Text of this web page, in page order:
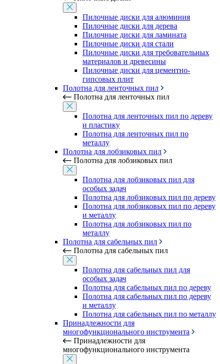
Пилочные диски для алюминия
Пилочные диски для дерева
Пилочные диски для ламината
Пилочные диски для стали
Пилочные диски для требовательных
материалов и древесины
Пилочные диски для цементно-
гипсовых плит
Полотна для ленточных пил
Полотна для ленточных пил
Полотна для ленточных пил по дереву
и пластику
Полотна для ленточных пил по
металлу
Полотна для лобзиковых пил
Полотна для лобзиковых пил
Полотна для лобзиковых пил для
особых задач
Полотна для лобзиковых пил по дереву
Полотна для лобзиковых пил по дереву
и металлу
Полотна для лобзиковых пил по
металлу
Полотна для сабельных пил
Полотна для сабельных пил
Полотна для сабельных пил для
особых задач
Полотна для сабельных пил по дереву
Полотна для сабельных пил по дереву
и металлу
Полотна для сабельных пил по металлу
Принадлежности для
многофункционального инструмента
Принадлежности для
многофункционального инструмента